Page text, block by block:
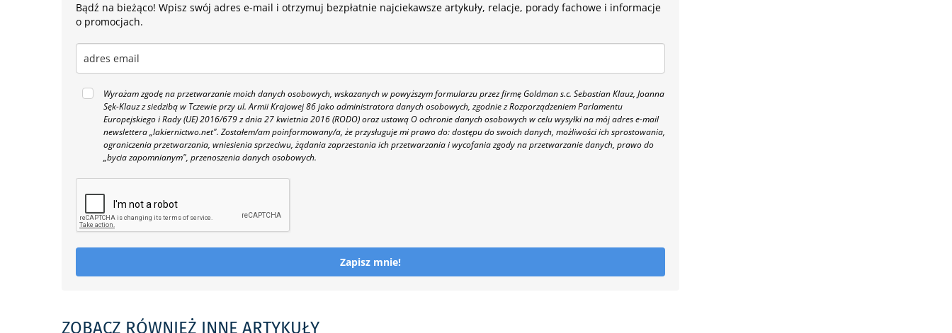
Bądź na bieżąco! Wpisz swój adres e-mail i otrzymuj bezpłatnie najciekawsze artykuły, relacje, porady fachowe i informacje
o promocjach.
Wyrażam zgodę na przetwarzanie moich danych osobowych, wskazanych w powyższym formularzu przez firmę Goldman s.c. Sebastian Klauz, Joanna
Sęk-Klauz z siedzibą w Tczewie przy ul. Armii Krajowej 86 jako administratora danych osobowych, zgodnie z Rozporządzeniem Parlamentu
Europejskiego i Rady (UE) 2016/679 z dnia 27 kwietnia 2016 (RODO) oraz ustawą O ochronie danych osobowych w celu wysyłki na mój adres e-mail
newslettera „lakiernictwo.net". Zostałem/am poinformowany/a, że przysługuje mi prawo do: dostępu do swoich danych, możliwości ich sprostowania,
ograniczenia przetwarzania, wniesienia sprzeciwu, żądania zaprzestania ich przetwarzania i wycofania zgody na przetwarzanie danych, prawo do
„bycia zapomnianym", przenoszenia danych osobowych.
Zapisz mnie!
ZOBACZ RÓWNIEŻ INNE ARTYKUŁY